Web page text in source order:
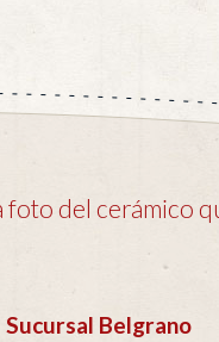
foto del cerámico
Sucursal Belgrano